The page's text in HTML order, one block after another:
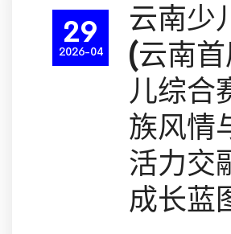
29
2026-04
云南少
(云南
儿综合
族风情
活力交
成长蓝